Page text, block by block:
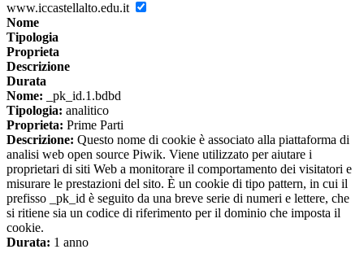
www.iccastellalto.edu.it
Nome
Tipologia
Proprieta
Descrizione
Durata
Nome: _pk_id.1.bdbd
Tipologia: analitico
Proprieta: Prime Parti
Descrizione: Questo nome di cookie è associato alla piattaforma di
analisi web open source Piwik. Viene utilizzato per aiutare i
proprietari di siti Web a monitorare il comportamento dei visitatori e
misurare le prestazioni del sito. È un cookie di tipo pattern, in cui il
prefisso _pk_id è seguito da una breve serie di numeri e lettere, che
si ritiene sia un codice di riferimento per il dominio che imposta il
cookie.
Durata: 1 anno